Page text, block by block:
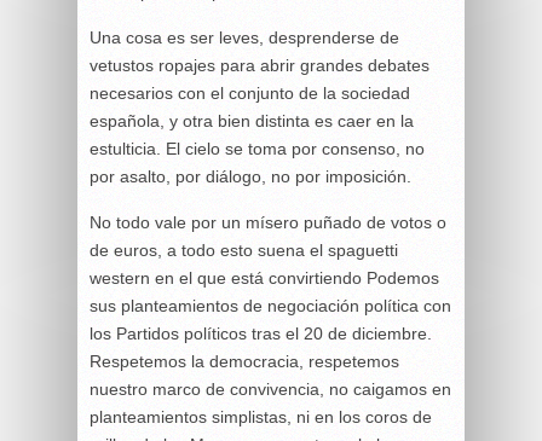
Una cosa es ser leves, desprenderse de
vetustos ropajes para abrir grandes debates
necesarios con el conjunto de la sociedad
española, y otra bien distinta es caer en la
estulticia. El cielo se toma por consenso, no
por asalto, por diálogo, no por imposición.
No todo vale por un mísero puñado de votos o
de euros, a todo esto suena el spaguetti
western en el que está convirtiendo Podemos
sus planteamientos de negociación política con
los Partidos políticos tras el 20 de diciembre.
Respetemos la democracia, respetemos
nuestro marco de convivencia, no caigamos en
planteamientos simplistas, ni en los coros de